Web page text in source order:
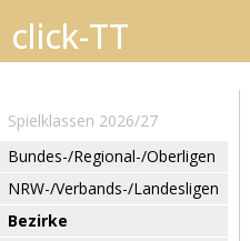
Spielklassen 2026/27
Bundes-/Regional-/Oberligen
NRW-/Verbands-/Landesligen
Bezirke